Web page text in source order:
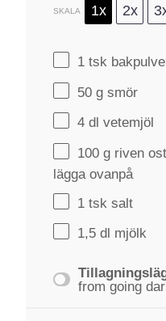
SKALA 1x 2x
1 tsk
50 g smör
4 dl vetemjöl
100 g riven
lägga ovanpå
1 tsk salt
1,5 dl mjölk
from going